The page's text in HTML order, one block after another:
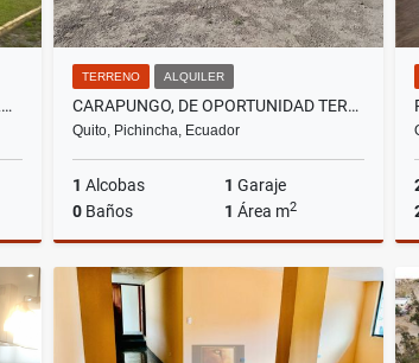
LOTE EN VENTA - RENTA, LOS CHILLOS, PINTAG, 630M2
TERRENO ALQUILER
CARAPUNGO, DE OPORTUNIDAD TERRENO EN RENTA, 520M2
Quito, Pichincha, Ecuador
1 Alcobas 1 Garaje
0 Baños 1 Área m2
Alquiler